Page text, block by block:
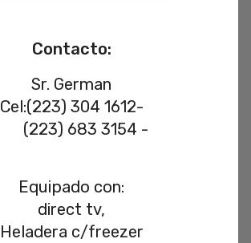
Contacto:
Sr. German
Cel:(223) 304 1612-
(223) 683 3154 -
Equipado con:
direct tv,
Heladera c/freezer